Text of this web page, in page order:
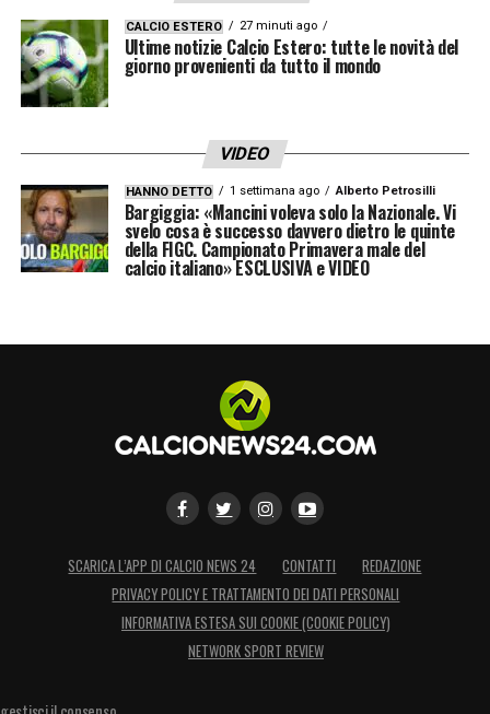
CALCIO ESTERO 27 minuti ago
Ultime notizie Calcio Estero: tutte le novità del
giorno provenienti da tutto il mondo
VIDEO
HANNO DETTO 1 settimana ago Alberto Petrosilli
Bargiggia: «Mancini voleva solo la Nazionale. Vi
svelo cosa è successo davvero dietro le quinte
della FIGC. Campionato Primavera male del
calcio italiano» ESCLUSIVA e VIDEO
SCARICA L’APP DI CALCIO NEWS 24 CONTATTI
REDAZIONE
PRIVACY POLICY E TRATTAMENTO DEI DATI PERSONALI
INFORMATIVA ESTESA SUI COOKIE (COOKIE POLICY)
NETWORK SPORT REVIEW